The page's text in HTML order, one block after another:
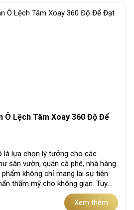
Ô Lệch Tâm Xoay 360 Độ Để
là lựa chọn lý tưởng cho các
sân vườn, quán cà phê, nhà hàng
không chỉ mang lại sự tiện
thẩm mỹ cho không gian. Tuy
Xem thêm